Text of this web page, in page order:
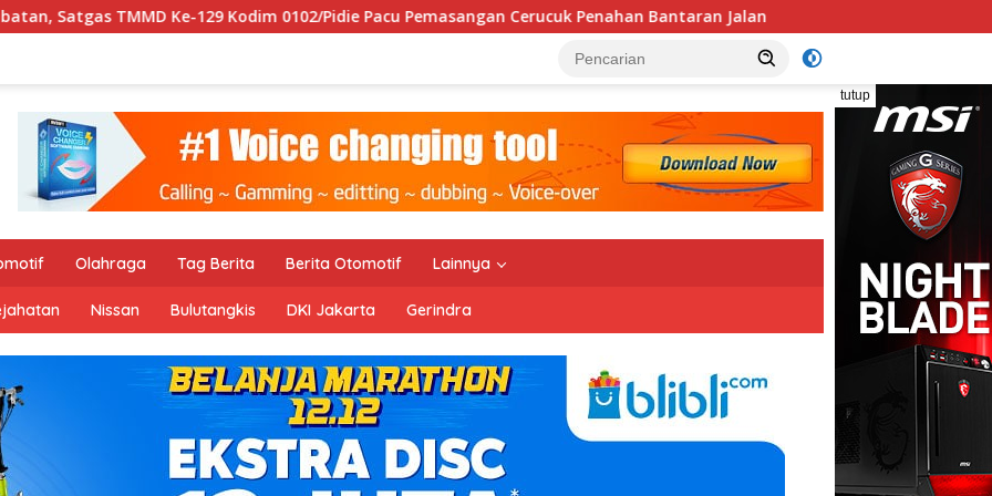
129 Kodim 0102/Pidie Pacu Pemasangan Cerucuk Penahan Bantaran Jalan Pembangunan MCK TMMD Ke-129 Kodim
tutup
Olahraga Tag Berita Berita Otomotif Lainnya
Nissan Bulutangkis DKI Jakarta Gerindra